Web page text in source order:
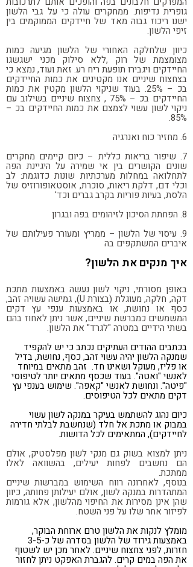
גופרית נדיפות. ממחקרים עולה כי על גבי הלשון
ישנו ריכוז גבוה מאד של חיידקים הממוקמים בין
זיפי הלשון.
כיוון שלחלקה האחורי של הלשון מגיעה כמות
מצומצמת של רוק ,ללא סילוק מכני ישגשגו
החיידקים ויגבירו תופעת ריח רע. זאת ועוד, נמצא כי
בצחצוח שיניים אנו מקטינים את כמות החיידקים
בכ – 25%. בעוד שניקוי הלשון מקטין את כמות
החיידקים בכ – 75% , צחצוח שיניים בשילוב עם
ניקוי לשון עשוי לצמצם את כמות החיידקים בכ –
85%.
6. מחזיר כוח ואנרגיה
7. שיפור בריאות כללית – כיום קיימים מחקרים
שונים הקושרים בין אי שמירה על היגיינת הפה
לתחלואה במחלות מערכתיות שונות כדוגמת: לב
וכלי דם, דלקת ריאות, סוכרת, אוסטאופורוזיס של
הלסת, בעיות פוריות בקרב גברים וכד'
8. הפחתת הסיכון לזיהומים בפה ובגרון
9. עיסוי של הלשון – ממריץ ומעורר פעילותם של
איברים המשתקפים בה
איך מנקים את הלשון?
באופן מסורתי, ניקוי לשון נעשה באמצעות מתכת
דקה, חלקה, מעוגלת (בצורת U), גמישה עשויה זהב,
כסף או נחושת, או באמצעות ענפי עץ דקים
המשמשים כמברשת שיניים, אשר ניתן לאחוז בהם
בשתי הידיים במטרה "לגרד" את הלשון.
בכתבים ההודים העתיקים נכתב כי יש להקפיד
שמנקה הלשון יהיה עשוי זהב, כסף, נחושת, בדיל
או פליז, מעוקל ושאינו חד. זהב מתאים במיוחד
לאנשי "ואטה". בעוד שכסף מתאים יותר לטיפוסי
"פיטה". ונחושת לאנשי "קאפה". שימוש בענפי עץ
דקים מתאים לכל הטיפוסים.
כיום נהוג להשתמש בעיקר במנקה לשון עשוי
במבוק או מתכת אל חלד (שנחשבת לבלתי חדירה
לחיידקים), המתאימים לכל הדושות.
ניתן למצוא בשוק גם מנקי לשון מפלסטיק, אולם
הם נחשבים לפחות יעילים, בהשוואה לאלו
ממתכת.
בנוסף, לאחרונה רווח השימוש במברשות שיניים
המתהדרות במנקה לשון, אולם יעילותן פחותה, כיוון
שהן אינן מסירות את החיפוי מהלשון, אלא גורמות
לפיזור אחר שלו על פני השטח.
מומלץ לנקות את הלשון טרם ארוחת הבוקר,
באמצעות גירוד של הלשון בסדרה של כ-3-5
חזרות, לפני צחצוח שיניים. לאחר מכן יש לשטוף
את הפה במים קרים. להגברת האפקט ניתן לחזור